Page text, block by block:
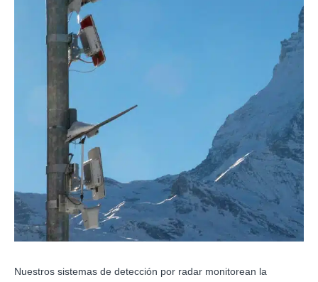
Nuestros sistemas de detección por radar monitorean la